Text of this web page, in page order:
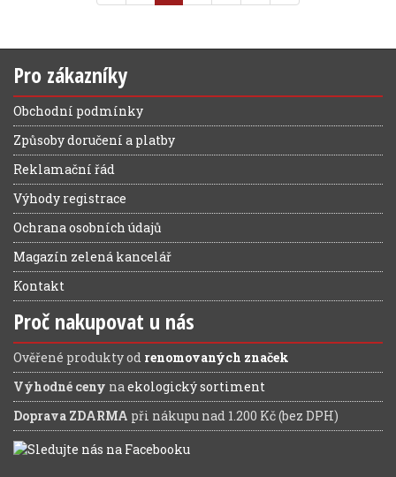
Pro zákazníky
Obchodní podmínky
Způsoby doručení a platby
Reklamační řád
Výhody registrace
Ochrana osobních údajů
Magazín zelená kancelář
Kontakt
Proč nakupovat u nás
Ověřené produkty od renomovaných značek
Výhodné ceny naekologický sortiment
Doprava ZDARMA při nákupu nad 1.200 Kč (bez DPH)